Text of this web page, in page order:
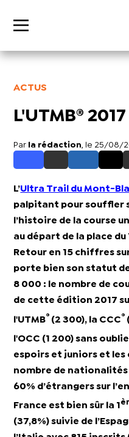
ACTUS
L'UTMB®
Par la rédaction , le 25/08/
L’Ultra Trail du Mont-
palpitant pour souffler
l’histoire de la course
au départ de la place
Retour en 15 chiffres
porte bien son statut
8 000 : le nombre de
de cette édition 2017
l'UTMB® (2 300), la CCC®
l'OCC (1 200) sans
espoirs et juniors et les
nombre de nationalités
60% d’étrangers sur
France est bien sûr la 1
(37,8%) suivie de